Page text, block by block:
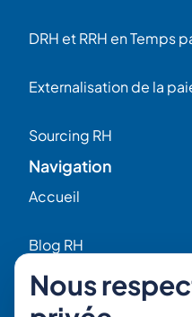
DRH et RRH en Temps
Externalisation de la
Sourcing RH
Navigation
Accueil
Blog RH
Qui sommes-nous ?
Nous